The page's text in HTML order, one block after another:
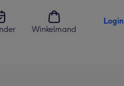
Winkelmand
Login